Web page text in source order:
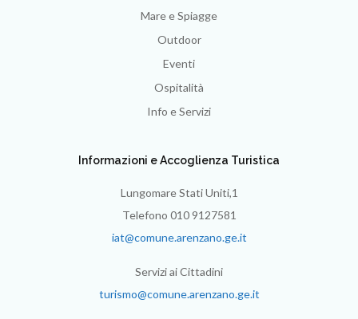
Mare e Spiagge
Outdoor
Eventi
Ospitalità
Info e Servizi
Informazioni e Accoglienza Turistica
Lungomare Stati Uniti,1
Telefono 010 9127581
iat@comune.arenzano.ge.it
Servizi ai Cittadini
turismo@comune.arenzano.ge.it